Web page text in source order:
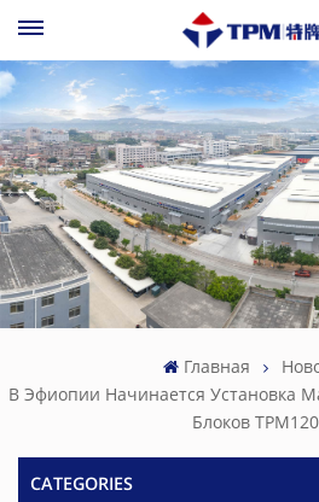
Главная
В Эфиопии Начинается Установка
Блоков
CATEGORIES